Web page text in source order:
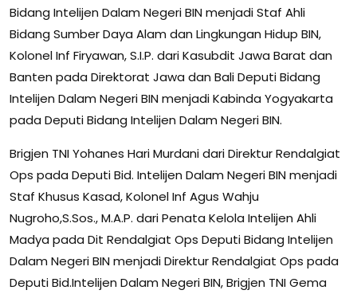
Bidang Intelijen Dalam Negeri BIN menjadi Staf Ahli
Bidang Sumber Daya Alam dan Lingkungan Hidup BIN,
Kolonel Inf Firyawan, S.I.P. dari Kasubdit Jawa Barat dan
Banten pada Direktorat Jawa dan Bali Deputi Bidang
Intelijen Dalam Negeri BIN menjadi Kabinda Yogyakarta
pada Deputi Bidang Intelijen Dalam Negeri BIN.
Brigjen TNI Yohanes Hari Murdani dari Direktur Rendalgiat
Ops pada Deputi Bid. Intelijen Dalam Negeri BIN menjadi
Staf Khusus Kasad, Kolonel Inf Agus Wahju
Nugroho,S.Sos., M.A.P. dari Penata Kelola Intelijen Ahli
Madya pada Dit Rendalgiat Ops Deputi Bidang Intelijen
Dalam Negeri BIN menjadi Direktur Rendalgiat Ops pada
Deputi Bid.Intelijen Dalam Negeri BIN, Brigjen TNI Gema